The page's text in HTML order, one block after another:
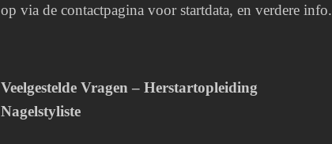
op via de contactpagina voor startdata, en verdere info.
Veelgestelde Vragen – Herstartopleiding
Nagelstyliste